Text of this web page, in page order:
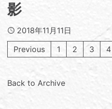
影
Published
2018年11月11日
Previous
1 2 3 4
Back to Archive